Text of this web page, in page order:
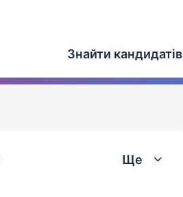
Знайти кандидатів
Ще